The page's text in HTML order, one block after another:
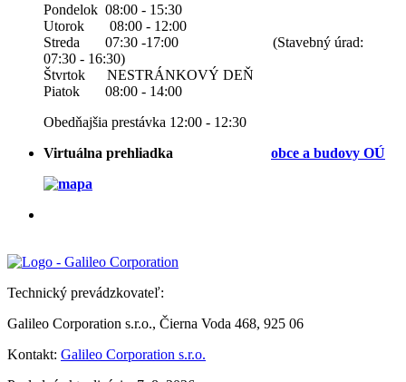
Pondelok 08:00 - 15:30
Utorok 08:00 - 12:00
Streda 07:30 -17:00 (Stavebný úrad:
07:30 - 16:30)
Štvrtok NESTRÁNKOVÝ DEŇ
Piatok 08:00 - 14:00
Obedňajšia prestávka 12:00 - 12:30
Virtuálna prehliadka obce a budovy OÚ
Technický prevádzkovateľ:
Galileo Corporation s.r.o., Čierna Voda 468, 925 06
Kontakt: Galileo Corporation s.r.o.